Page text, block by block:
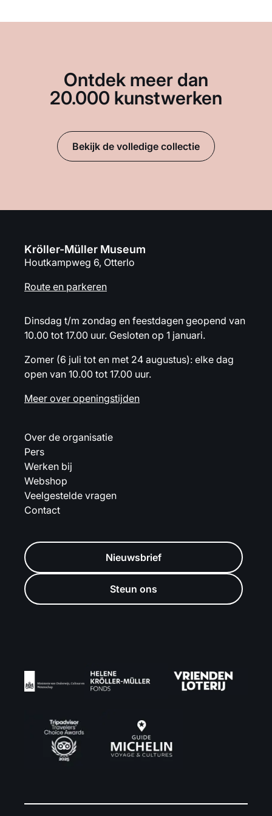
Ontdek meer dan
20.000 kunstwerken
Bekijk de volledige collectie
Kröller-Müller Museum
Houtkampweg 6, Otterlo
Route en parkeren
Dinsdag t/m zondag en feestdagen geopend van
10.00 tot 17.00 uur. Gesloten op 1 januari.
Zomer (6 juli tot en met 24 augustus): elke dag
open van 10.00 tot 17.00 uur.
Meer over openingstijden
Over de organisatie
Pers
Werken bij
Webshop
Veelgestelde vragen
Contact
Nieuwsbrief
Steun ons